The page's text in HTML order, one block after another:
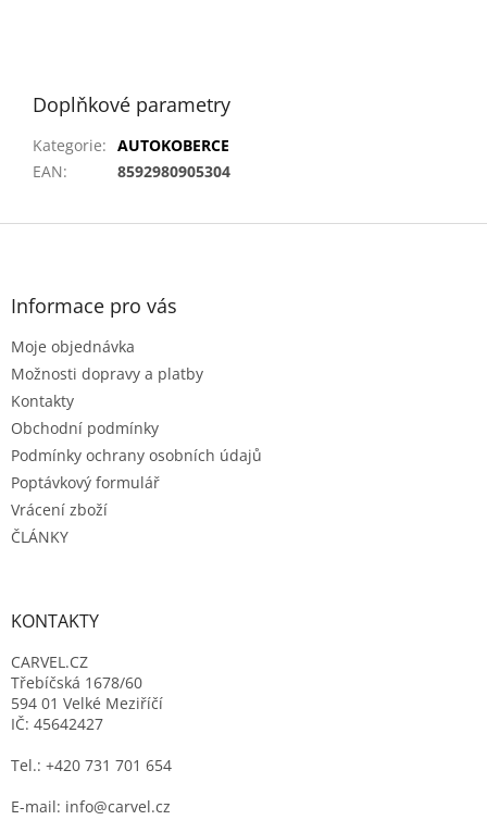
Doplňkové parametry
Kategorie: AUTOKOBERCE
EAN: 8592980905304
Z
Informace pro vás
Moje objednávka
Možnosti dopravy a platby
Kontakty
Obchodní podmínky
Podmínky ochrany osobních údajů
Poptávkový formulář
Vrácení zboží
ČLÁNKY
KONTAKTY
CARVEL.CZ
Třebíčská 1678/60
594 01 Velké Meziříčí
IČ: 45642427
Tel.: +420 731 701 654
E-mail: info@carvel.cz